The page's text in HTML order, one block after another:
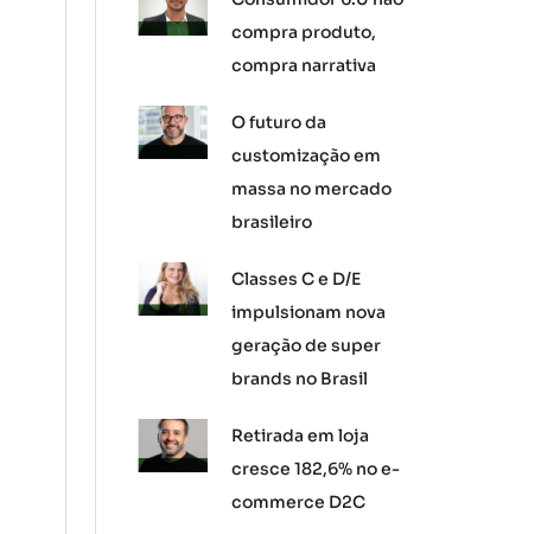
compra produto,
compra narrativa
O futuro da
customização em
massa no mercado
brasileiro
Classes C e D/E
impulsionam nova
geração de super
brands no Brasil
Retirada em loja
cresce 182,6% no e-
commerce D2C